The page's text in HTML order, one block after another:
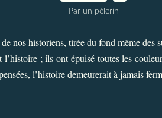
Par un pèlerin
nos historiens, tirée du fond même
; ils ont épuisé toutes les
l’histoire demeurerait à jamais